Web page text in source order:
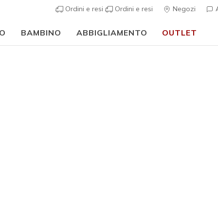
Ordini e resi Ordini e resi Negozi
BAMBINO ABBIGLIAMENTO OUTLET